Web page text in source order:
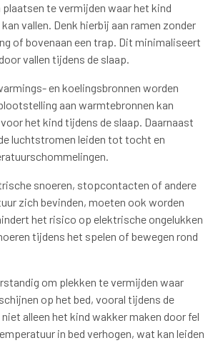
te vermijden waar het kind
vallen. Denk hierbij aan ramen zonder
of bovenaan een trap. Dit minimaliseert
vallen tijdens de slaap.
en koelingsbronnen worden
aan warmtebronnen kan
het kind tijdens de slaap. Daarnaast
luchtstromen leiden tot tocht en
snoeren, stopcontacten of andere
zich bevinden, moeten ook worden
het risico op elektrische ongelukken
tijdens het spelen of bewegen rond
om plekken te vermijden waar
op het bed, vooral tijdens de
alleen het kind wakker maken door fel
in bed verhogen, wat kan leiden